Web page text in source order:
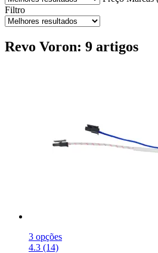
Filtro
Revo Voron: 9 artigos
3 opções
4.3 (14)